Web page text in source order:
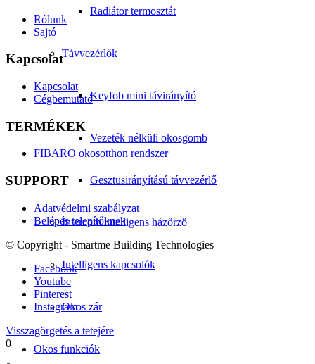
Radiátor termosztát
Távvezérlők
Keyfob mini távirányító
Vezeték nélküli okosgomb
Gesztusirányítású távvezérlő
Intercom intelligens házőrző
Intelligens kapcsolók
Okos zár
Okos funkciók
Rólunk
Sajtó
Kapcsolat
Kapcsolat
Cégbemutató
TERMÉKEK
FIBARO okosotthon rendszer
SUPPORT
Adatvédelmi szabályzat
Belépés telepítőknek
© Copyright - Smartme Building Technologies
Facebook
Youtube
Pinterest
Instagram
Visszagörgetés a tetejére
0